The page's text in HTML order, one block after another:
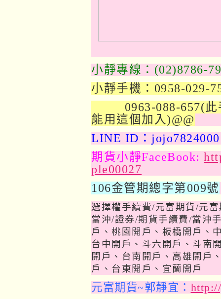
小靜專線：(02)8786-
小靜手機：0958-029-
0963-088-657(此
能用這個加入)@@
LINE ID：jojo7824000
期貨小靜FaceBook:
ple00027
106金管期總字第009號
選擇權手續費/元富期貨/元
當沖/證券/期貨手續費/當沖
戶、桃園開戶、板橋開戶、
台中開戶、斗六開戶、斗南
開戶、台南開戶、高雄開戶
戶、台東開戶、宜蘭開戶
元富期貨~郭靜宜：